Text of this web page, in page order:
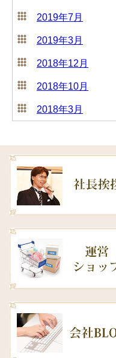
2019年7月
2019年3月
2018年12月
2018年10月
2018年3月